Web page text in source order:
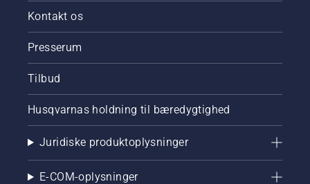
Kontakt os
Presserum
Tilbud
Husqvarnas holdning til bæredygtighed
Juridiske produktoplysninger
E-COM-oplysninger